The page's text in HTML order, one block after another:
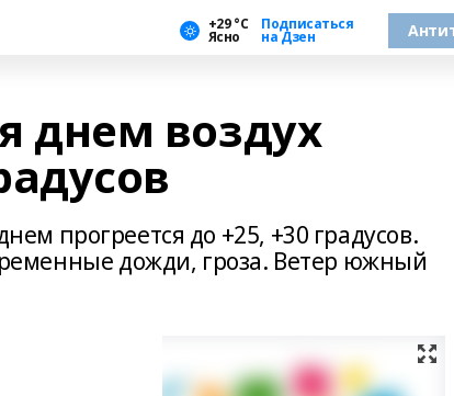
+29 °С
Ясно
Подписаться
на Дзен
днем воздух
прогреется до +25, +30 градусов.
дожди, гроза. Ветер южный